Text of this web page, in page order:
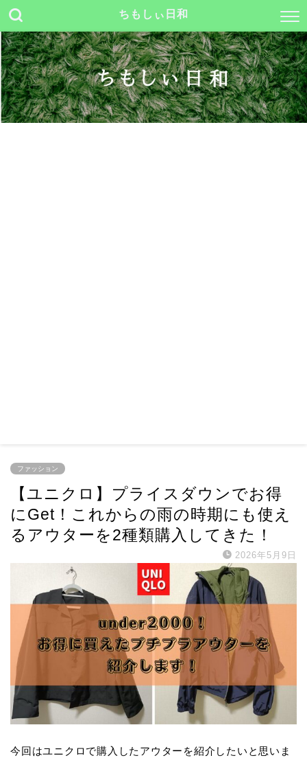
ちもしぃ日和
ファッション
【ユニクロ】プライスダウンでお得
にGet！これからの雨の時期にも使え
るアウターを2種類購入してきた！
2026年5月9日
今回はユニクロで購入したアウターを紹介したいと思いま